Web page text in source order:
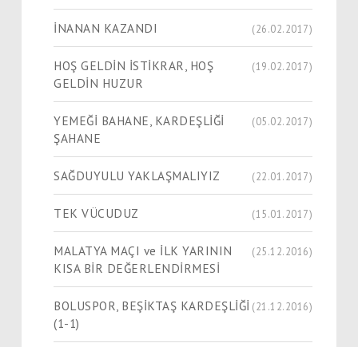
İNANAN KAZANDI (26.02.2017)
HOŞ GELDİN İSTİKRAR, HOŞ
GELDİN HUZUR
(19.02.2017)
YEMEĞİ BAHANE, KARDEŞLİĞİ
ŞAHANE
(05.02.2017)
SAĞDUYULU YAKLAŞMALIYIZ (22.01.2017)
TEK VÜCUDUZ (15.01.2017)
MALATYA MAÇI ve İLK YARININ
KISA BİR DEĞERLENDİRMESİ
(25.12.2016)
BOLUSPOR, BEŞİKTAŞ KARDEŞLİĞİ
(1-1)
(21.12.2016)